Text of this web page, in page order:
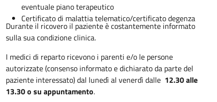
eventuale piano terapeutico
Certificato di malattia telematico/certificato degenza
Durante il ricovero il paziente è costantemente informato
sulla sua condizione clinica.
I medici di reparto ricevono i parenti e/o le persone
autorizzate (consenso informato e dichiarato da parte del
paziente interessato) dal lunedì al venerdì dalle 12.30 alle
13.30 o su appuntamento.